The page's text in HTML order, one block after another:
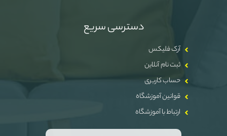
دسترسی سریع
آرک فلیکس
ثبت نام آنلاین
حساب کاربری
قوانین آموزشگاه
ارتباط با آموزشگاه